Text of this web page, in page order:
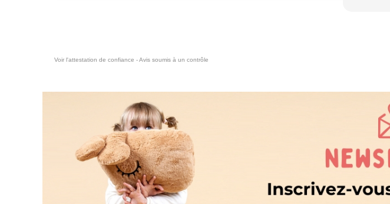
Voir l'attestation de confiance - Avis soumis à un contrôle